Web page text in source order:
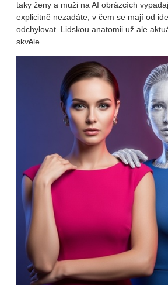
taky ženy a muži na AI obrázcích
explicitně nezadáte, v čem se mají od
odchylovat. Lidskou anatomii už ale
skvěle.